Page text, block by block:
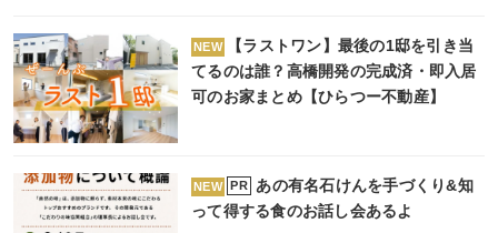
NEW
【ラストワン】最後の1邸を引き当
てるのは誰？高橋開発の完成済・即入居
可のお家まとめ【ひらつー不動産】
NEW PR
あの有名石けんを手づくり&知
って得する食のお話し会あるよ